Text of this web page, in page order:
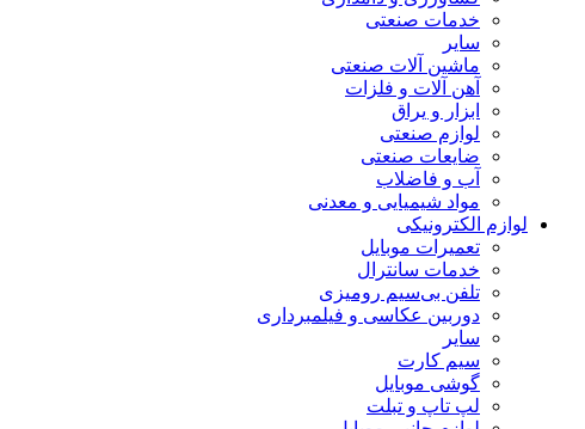
خدمات صنعتی
سایر
ماشین آلات صنعتی
آهن آلات و فلزات
ابزار و یراق
لوازم صنعتی
ضایعات صنعتی
آب و فاضلاب
مواد شیمیایی و معدنی
لوازم الکترونیکی
تعمیرات موبایل
خدمات سانترال
تلفن بی‌سیم رومیزی
دوربین عکاسی و فیلمبرداری
سایر
سیم کارت
گوشی موبایل
لپ تاپ و تبلت